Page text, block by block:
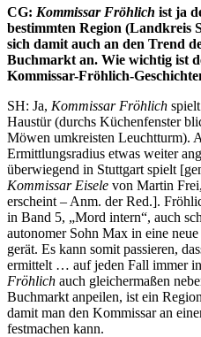
CG: Kommissar Fröhlich ist ja
bestimmten Region (Landkreis
sich damit auch an den Trend
Buchmarkt an. Wie wichtig ist
Kommissar-Fröhlich-
SH: Ja, Kommissar Fröhlich
Haustür (durchs Küchenfenster
Möwen umkreisten Leuchtturm).
Ermittlungsradius etwas weiter
überwiegend in Stuttgart spielt
Kommissar Eisele von Martin
erscheint – Anm. der Red.].
in Band 5, „Mord intern“, auch
autonomer Sohn Max in eine
gerät. Es kann somit passieren,
ermittelt … auf jeden Fall immer
Fröhlich auch gleichermaßen
Buchmarkt anpeilen, ist ein
damit man den Kommissar an
festmachen kann.